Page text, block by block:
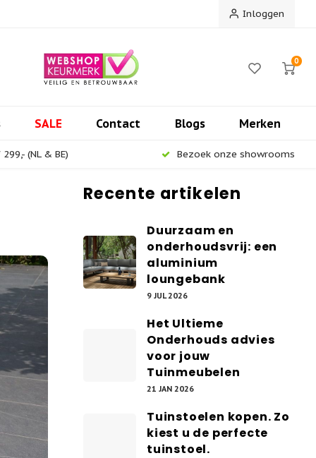
Inloggen
0
SALE Contact Blogs Merken
(NL & BE) Bezoek onze showrooms
Recente artikelen
Duurzaam en
onderhoudsvrij: een
aluminium
loungebank
9 JUL 2026
Het Ultieme
Onderhouds advies
voor jouw
Tuinmeubelen
21 JAN 2026
Tuinstoelen kopen. Zo
kiest u de perfecte
tuinstoel.